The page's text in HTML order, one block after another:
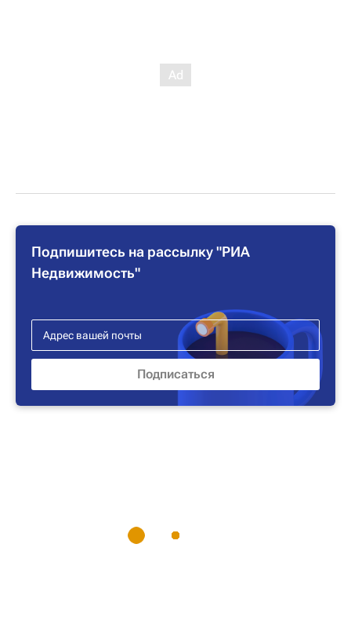
Подпишитесь на рассылку "РИА
Недвижимость"